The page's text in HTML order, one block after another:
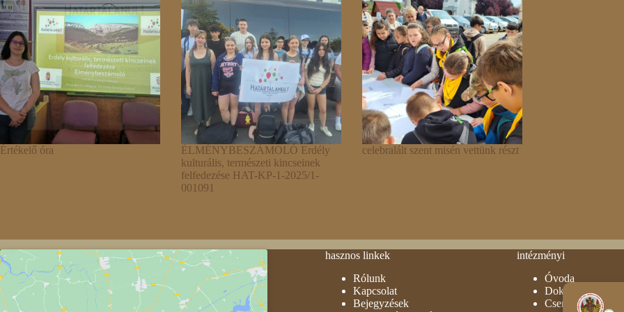
Értékelő óra
ÉLMÉNYBESZÁMOLÓ Erdély
kulturális, természeti kincseinek
felfedezése HAT-KP-1-2025/1-
001091
celebralált szent misén vettünk részt
hasznos linkek
Rólunk
Kapcsolat
Bejegyzések
intézményi
Óvoda
Dokumentumok
Csengetési rend